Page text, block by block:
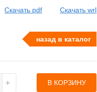
Скачать pdf Скачать wrl
назад в каталог